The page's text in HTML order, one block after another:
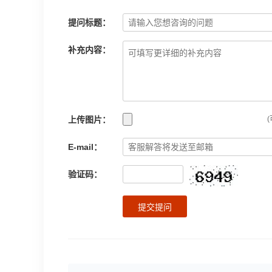
提问标题：
补充内容：
上传图片： (
E-mail：
验证码：
提交提问